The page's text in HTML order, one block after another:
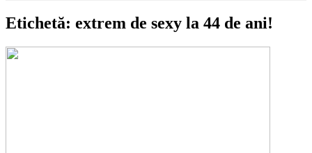
Etichetă: extrem de sexy la 44 de ani!